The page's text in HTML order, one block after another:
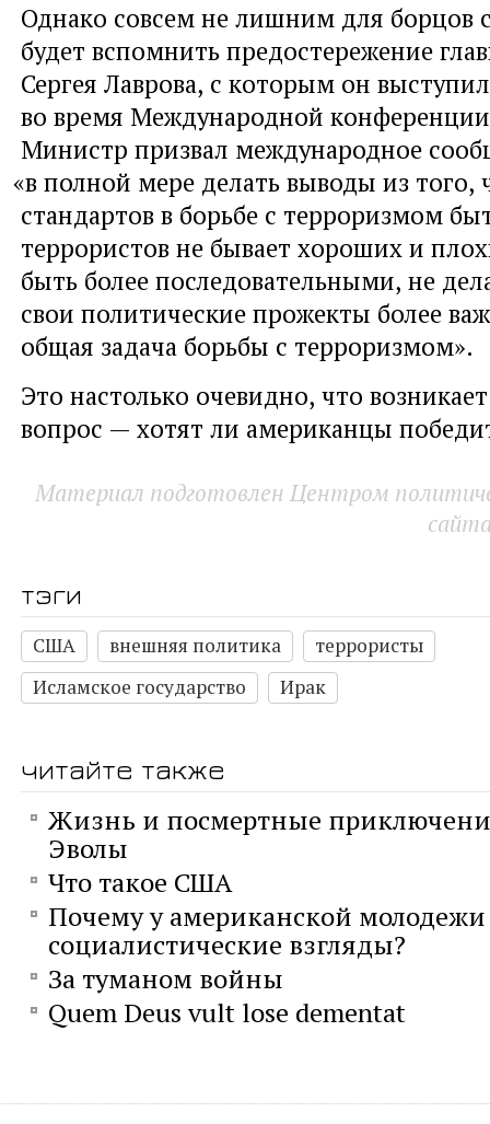
Однако совсем не лишним для борцов
будет вспомнить предостережение
Сергея Лаврова, с которым он
во время Международной
Министр призвал международное
«в полной мере делать выводы из того,
стандартов в борьбе с терроризмом
террористов не бывает хороших и
быть более последовательными, не
свои политические прожекты более
общая задача борьбы с терроризмом».
Это настолько очевидно, что
вопрос — хотят ли американцы
Материал подготовлен Центром
тэги
США внешняя политика
террористы
Исламское государство
Ирак
читайте также
Жизнь и посмертные
Эволы
Что такое США
Почему у американской молодежи
социалистические взгляды?
За туманом войны
Quem Deus vult lose dementat